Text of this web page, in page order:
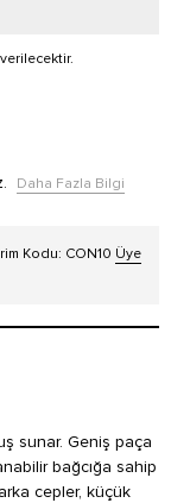
Daha Fazla Bilgi
Kodu: CON10 Üye
sunar. Geniş paça
bağcığa sahip
cepler, küçük